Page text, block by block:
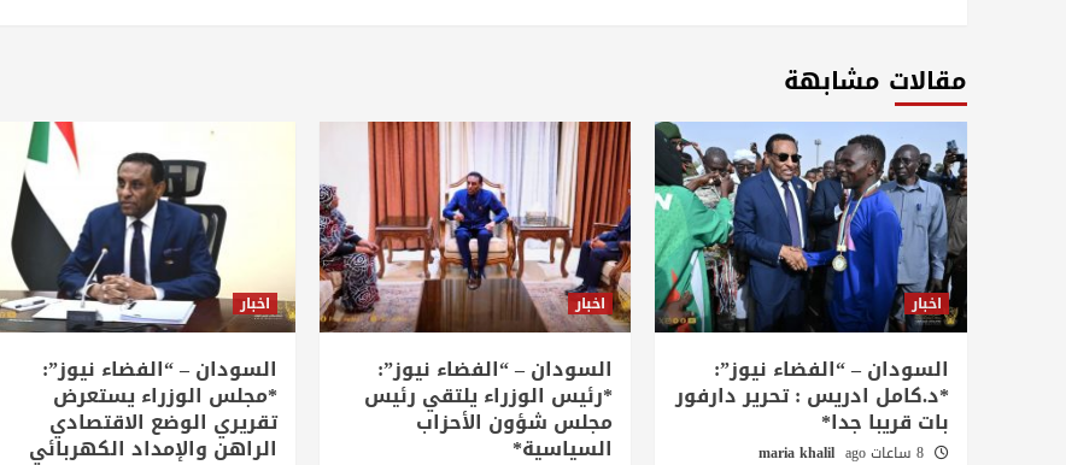
مقالات مشابهة
اخبار
السودان – “الفضاء نيوز”:
*د.كامل ادريس : تحرير دارفور
بات قريبا جدا*
8 ساعات ago maria khalil
اخبار
السودان – “الفضاء نيوز”:
*رئيس الوزراء يلتقي رئيس
مجلس شؤون الأحزاب
السياسية*
اخبار
السودان – “الفضاء نيوز”:
*مجلس الوزراء يستعرض
تقريري الوضع الاقتصادي
الراهن والإمداد الكهربائي